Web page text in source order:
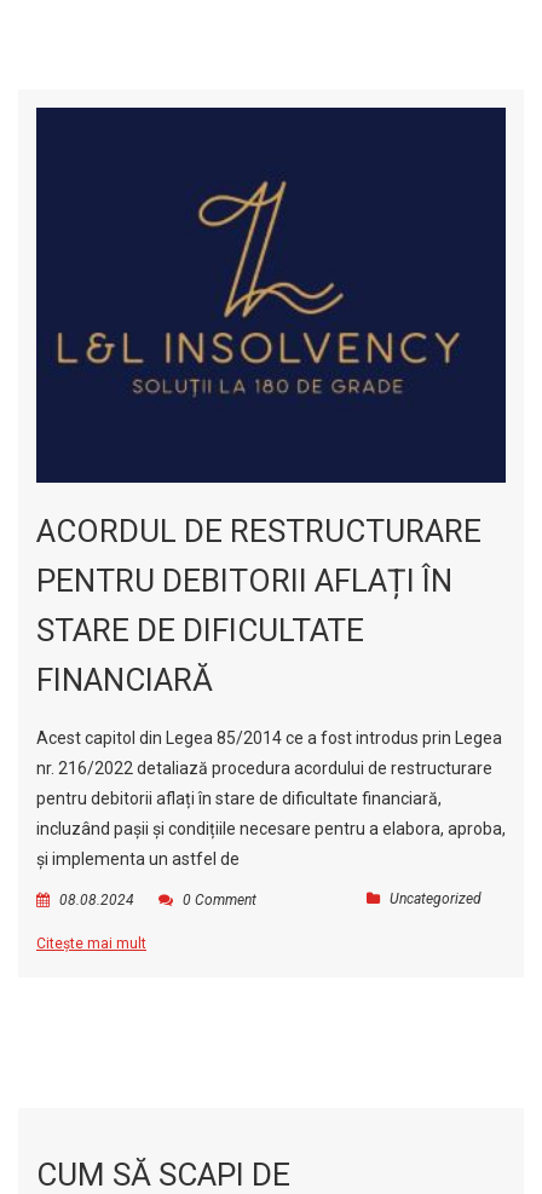
ACORDUL DE RESTRUCTURARE
PENTRU DEBITORII AFLAȚI ÎN
STARE DE DIFICULTATE
FINANCIARĂ
Acest capitol din Legea 85/2014 ce a fost introdus prin Legea
nr. 216/2022 detaliază procedura acordului de restructurare
pentru debitorii aflați în stare de dificultate financiară,
incluzând pașii și condițiile necesare pentru a elabora, aproba,
și implementa un astfel de
08.08.2024 Uncategorized
0 Comment
Citește mai mult
CUM SĂ SCAPI DE